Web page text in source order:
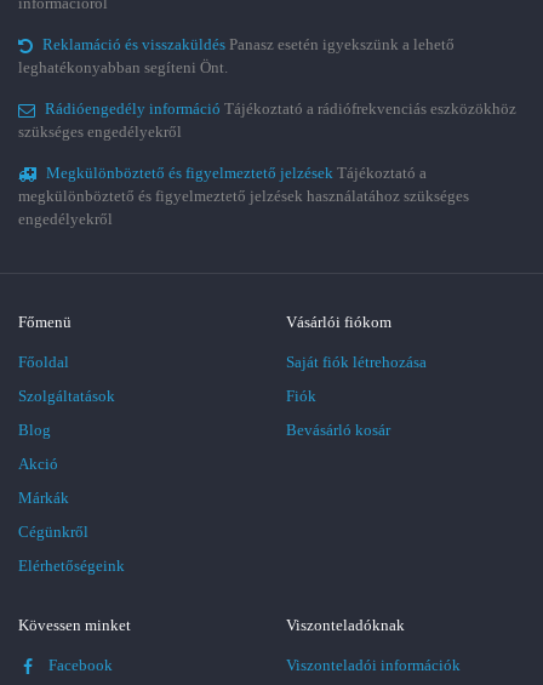
Reklamáció és visszaküldés Panasz esetén igyekszünk a lehető
leghatékonyabban segíteni Önt.
Rádióengedély információ Tájékoztató a rádiófrekvenciás eszközökhöz
szükséges engedélyekről
Megkülönböztető és figyelmeztető jelzések Tájékoztató a
megkülönböztető és figyelmeztető jelzések használatához szükséges
engedélyekről
Főmenü
Főoldal
Szolgáltatások
Blog
Akció
Márkák
Cégünkről
Elérhetőségeink
Vásárlói fiókom
Saját fiók létrehozása
Fiók
Bevásárló kosár
Kövessen minket
Facebook
Viszonteladóknak
Viszonteladói információk